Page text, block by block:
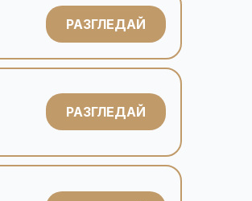
РАЗГЛЕДАЙ
РАЗГЛЕДАЙ